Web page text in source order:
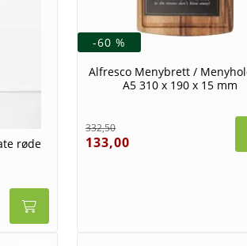
røde
Alfresco Menybrett /
A5 310 x 190 x 15 mm
332,50
133,00
-60 %